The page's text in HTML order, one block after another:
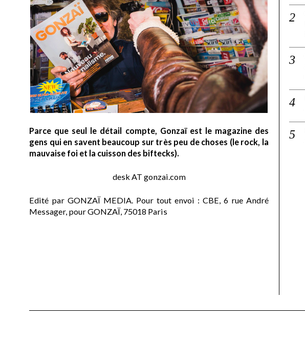
Parce que seul le détail compte, Gonzaï est le magazine des
gens qui en savent beaucoup sur très peu de choses (le rock, la
mauvaise foi et la cuisson des biftecks).
desk AT gonzai.com
Edité par GONZAÏ MEDIA. Pour tout envoi : CBE, 6 rue André
Messager, pour GONZAÏ, 75018 Paris